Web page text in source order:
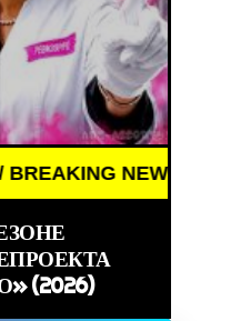
/// НОВОСТИ (СМИ) ///
(2026)